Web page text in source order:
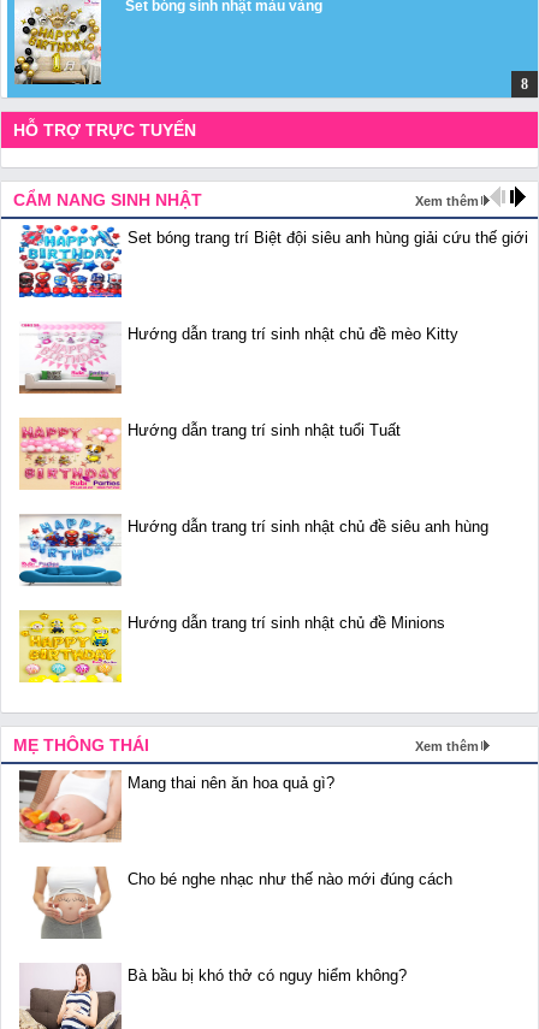
Set bóng sinh nhật màu vàng
HỖ TRỢ TRỰC TUYẾN
CẨM NANG SINH NHẬT Xem thêm
Set bóng trang trí Biệt đội siêu anh hùng giải cứu thế giới
Hướng dẫn trang trí sinh nhật chủ đề mèo Kitty
Hướng dẫn trang trí sinh nhật tuổi Tuất
Hướng dẫn trang trí sinh nhật chủ đề siêu anh hùng
Hướng dẫn trang trí sinh nhật chủ đề Minions
MẸ THÔNG THÁI Xem thêm
Mang thai nên ăn hoa quả gì?
Cho bé nghe nhạc như thế nào mới đúng cách
Bà bầu bị khó thở có nguy hiểm không?